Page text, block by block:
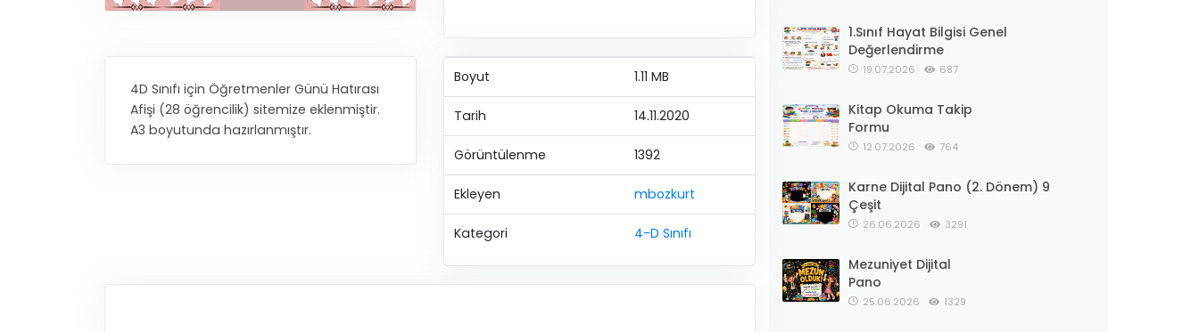
4D Sınıfı için Öğretmenler Günü Hatırası
Afişi (28 öğrencilik) sitemize eklenmiştir.
A3 boyutunda hazırlanmıştır.
Boyut 1.11 MB
Tarih 14.11.2020
Görüntülenme 1392
Ekleyen mbozkurt
Kategori 4-D Sınıfı
1.Sınıf Hayat Bilgisi Genel
Değerlendirme
19.07.2026 687
Kitap Okuma Takip
Formu
12.07.2026 764
Karne Dijital Pano (2. Dönem) 9
Çeşit
26.06.2026 3291
Mezuniyet Dijital
Pano
25.06.2026 1329